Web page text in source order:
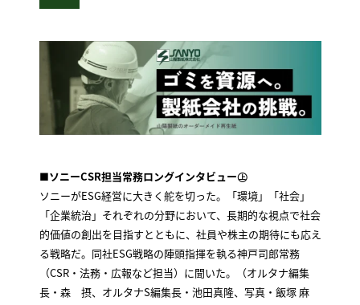
■ソニーCSR担当常務ロングインタビュー㊤
ソニーがESG経営に大きく舵を切った。「環境」「社会」
「企業統治」それぞれの分野において、長期的な視点で社会
的価値の創出を目指すとともに、社員や株主の期待にも応え
る戦略だ。同社ESG戦略の陣頭指揮を執る神戸司郎常務
（CSR・法務・広報など担当）に聞いた。（オルタナ編集
長・森 摂、オルタナS編集長・池田真隆、写真・飯塚 麻